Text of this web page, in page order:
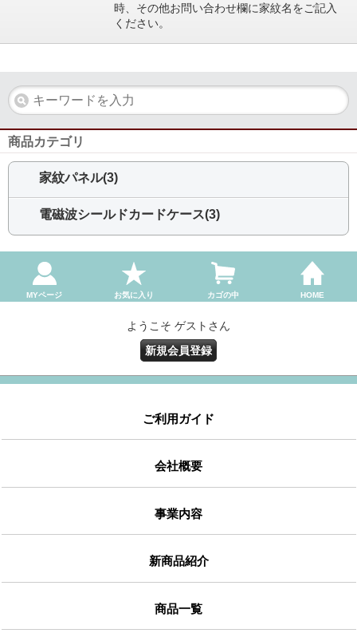
時、その他お問い合わせ欄に家紋名をご記入
ください。
商品カテゴリ
家紋パネル(3)
電磁波シールドカードケース(3)
MYページ お気に入り カゴの中 HOME
ようこそ ゲストさん
新規会員登録
ご利用ガイド
会社概要
事業内容
新商品紹介
商品一覧